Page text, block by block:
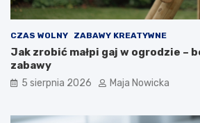
CZAS WOLNY ZABAWY KREATYWNE
Jak zrobić małpi gaj w ogrodzie –
zabawy
5 sierpnia 2026 Maja Nowicka